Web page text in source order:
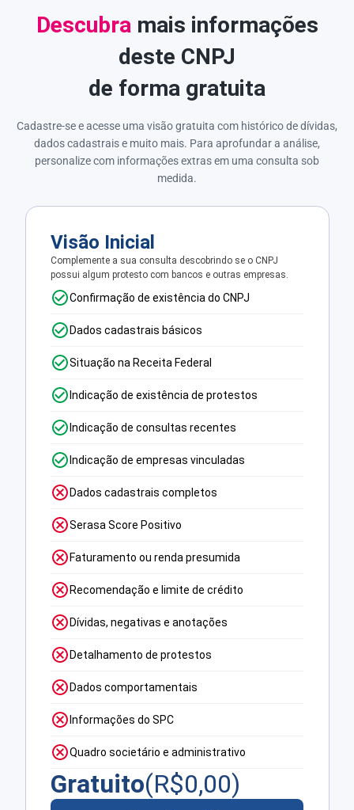
Descubra mais informações
deste CNPJ
de forma gratuita
Cadastre-se e acesse uma visão gratuita com histórico de dívidas,
dados cadastrais e muito mais. Para aprofundar a análise,
personalize com informações extras em uma consulta sob
medida.
Visão Inicial
Complemente a sua consulta descobrindo se o CNPJ
possui algum protesto com bancos e outras empresas.
Confirmação de existência do CNPJ
Dados cadastrais básicos
Situação na Receita Federal
Indicação de existência de protestos
Indicação de consultas recentes
Indicação de empresas vinculadas
Dados cadastrais completos
Serasa Score Positivo
Faturamento ou renda presumida
Recomendação e limite de crédito
Dívidas, negativas e anotações
Detalhamento de protestos
Dados comportamentais
Informações do SPC
Quadro societário e administrativo
Gratuito(R$0,00)